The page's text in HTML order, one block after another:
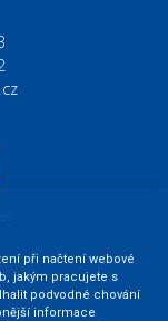
při načtení webové
jakým pracujete s
podvodné chování
informace